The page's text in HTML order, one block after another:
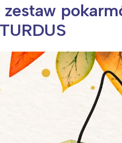
Kwitnąca wiśnia i jej płatki